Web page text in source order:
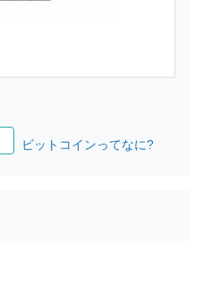
ビットコインってなに?